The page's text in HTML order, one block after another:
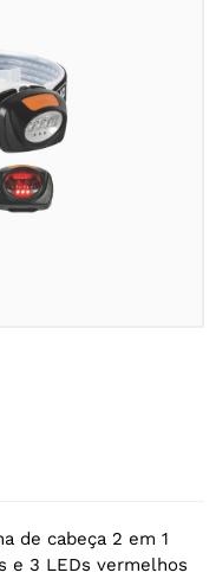
de cabeça 2 em 1
e 3 LEDs vermelhos